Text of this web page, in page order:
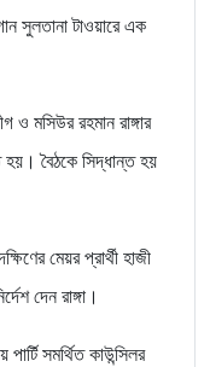
সুলতানা টাওয়ারে এক
মসিউর রহমান রাঙ্গার
হয়। বৈঠকে সিদ্ধান্ত হয়
মেয়র প্রার্থী হাজী
দেন রাঙ্গা।
সমর্থিত কাউন্সিলর